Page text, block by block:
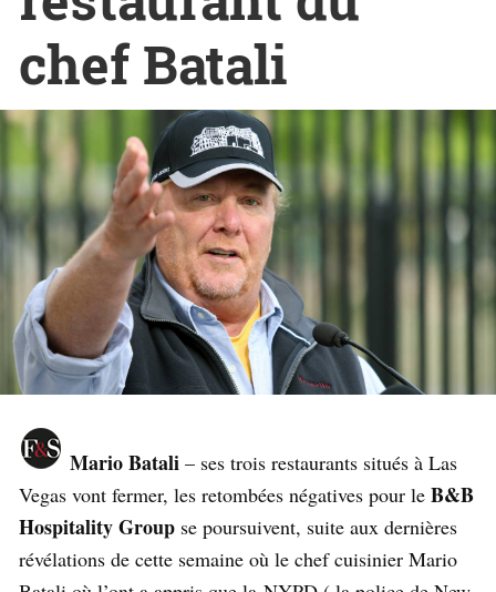
chef Batali
Mario Batali – ses trois restaurants situés à Las
Vegas vont fermer, les retombées négatives pour le B&B
Hospitality Group se poursuivent, suite aux dernières
révélations de cette semaine où le chef cuisinier Mario